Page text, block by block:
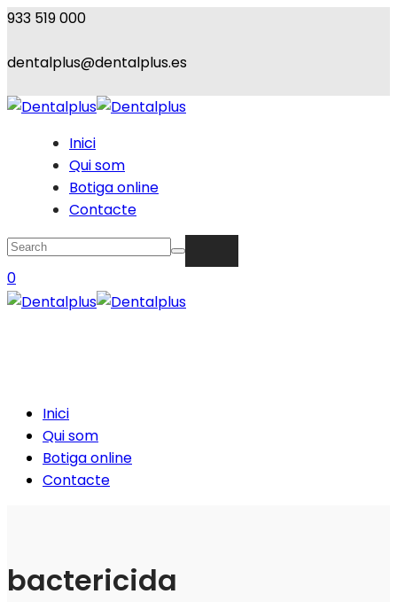
933 519 000
dentalplus@dentalplus.es
Inici
Qui som
Botiga online
Contacte
0
Inici
Qui som
Botiga online
Contacte
bactericida